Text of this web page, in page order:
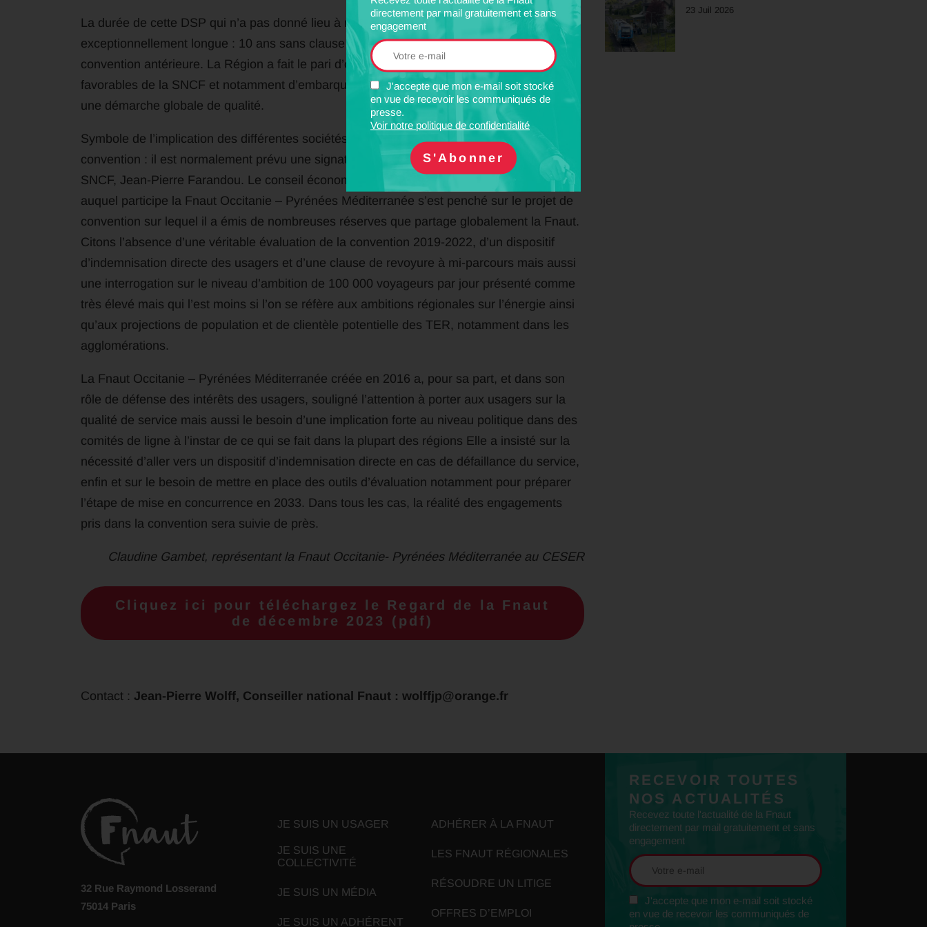
directement par mail gratuitement et sans
engagement
J'accepte que mon e-mail soit stocké
en vue de recevoir les communiqués de
presse.
Voir notre politique de confidentialité
La durée de cette DSP qui n’a pas donné lieu à mise en concurrence est
exceptionnellement longue : 10 ans sans clause de revoyure à mi-parcours comme dans la
convention antérieure. La Région a fait le pari d’obtenir des conditions particulièrement
favorables de la SNCF et notamment d’embarquer les différentes sociétés du groupe dans
une démarche globale de qualité.
Symbole de l’implication des différentes sociétés du groupe dans la réussite de cette
convention : il est normalement prévu une signature en présence du président du groupe
SNCF, Jean-Pierre Farandou. Le conseil économique social et environnemental régional
auquel participe la Fnaut Occitanie – Pyrénées Méditerranée s’est penché sur le projet de
convention sur lequel il a émis de nombreuses réserves que partage globalement la Fnaut.
Citons l’absence d’une véritable évaluation de la convention 2019-2022, d’un dispositif
d’indemnisation directe des usagers et d’une clause de revoyure à mi-parcours mais aussi
une interrogation sur le niveau d’ambition de 100 000 voyageurs par jour présenté comme
très élevé mais qui l’est moins si l’on se réfère aux ambitions régionales sur l’énergie ainsi
qu’aux projections de population et de clientèle potentielle des TER, notamment dans les
agglomérations.
La Fnaut Occitanie – Pyrénées Méditerranée créée en 2016 a, pour sa part, et dans son
rôle de défense des intérêts des usagers, souligné l’attention à porter aux usagers sur la
qualité de service mais aussi le besoin d’une implication forte au niveau politique dans des
comités de ligne à l’instar de ce qui se fait dans la plupart des régions Elle a insisté sur la
nécessité d’aller vers un dispositif d’indemnisation directe en cas de défaillance du service,
enfin et sur le besoin de mettre en place des outils d’évaluation notamment pour préparer
l’étape de mise en concurrence en 2033. Dans tous les cas, la réalité des engagements
pris dans la convention sera suivie de près.
Claudine Gambet, représentant la Fnaut Occitanie- Pyrénées Méditerranée au CESER
Cliquez ici pour téléchargez le Regard de la Fnaut
de décembre 2023 (pdf)
Contact : Jean-Pierre Wolff, Conseiller national Fnaut : wolffjp@orange.fr
23 Juil 2026
32 Rue Raymond Losserand
75014 Paris
JE SUIS UN USAGER
JE SUIS UNE
COLLECTIVITÉ
JE SUIS UN MÉDIA
JE SUIS UN ADHÉRENT
ADHÉRER À LA FNAUT
LES FNAUT RÉGIONALES
RÉSOUDRE UN LITIGE
OFFRES D’EMPLOI
RECEVOIR TOUTES
NOS ACTUALITÉS
Recevez toute l'actualité de la Fnaut
directement par mail gratuitement et sans
engagement
J'accepte que mon e-mail soit stocké
en vue de recevoir les communiqués de